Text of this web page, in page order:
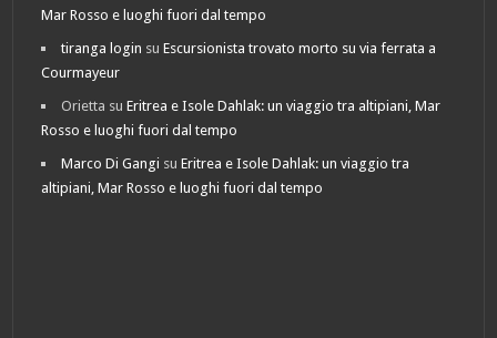
Mar Rosso e luoghi fuori dal tempo
tiranga login suEscursionista trovato morto su via ferrata a
Courmayeur
Orietta suEritrea e Isole Dahlak: un viaggio tra altipiani, Mar
Rosso e luoghi fuori dal tempo
Marco Di Gangi suEritrea e Isole Dahlak: un viaggio tra
altipiani, Mar Rosso e luoghi fuori dal tempo